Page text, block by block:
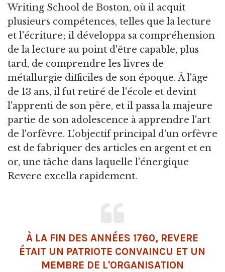
Writing School de Boston, où il acquit
plusieurs compétences, telles que la lecture
et l'écriture; il développa sa compréhension
de la lecture au point d'être capable, plus
tard, de comprendre les livres de
métallurgie difficiles de son époque. À l'âge
de 13 ans, il fut retiré de l'école et devint
l'apprenti de son père, et il passa la majeure
partie de son adolescence à apprendre l'art
de l'orfèvre. L'objectif principal d'un orfèvre
est de fabriquer des articles en argent et en
or, une tâche dans laquelle l'énergique
Revere excella rapidement.
À LA FIN DES ANNÉES 1760, REVERE
ÉTAIT UN PATRIOTE CONVAINCU ET UN
MEMBRE DE L'ORGANISATION